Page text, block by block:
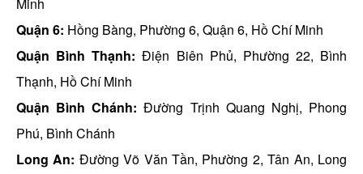
Quận 6: Hồng Bàng, Phường 6, Quận 6, Hồ Chí Minh
Quận Bình Thạnh: Điện Biên Phủ, Phường 22, Bình
Thạnh, Hồ Chí Minh
Quận Bình Chánh:Đường Trịnh Quang Nghị, Phong
Phú, Bình Chánh
Long An: Đường Võ Văn Tần, Phường 2, Tân An, Long